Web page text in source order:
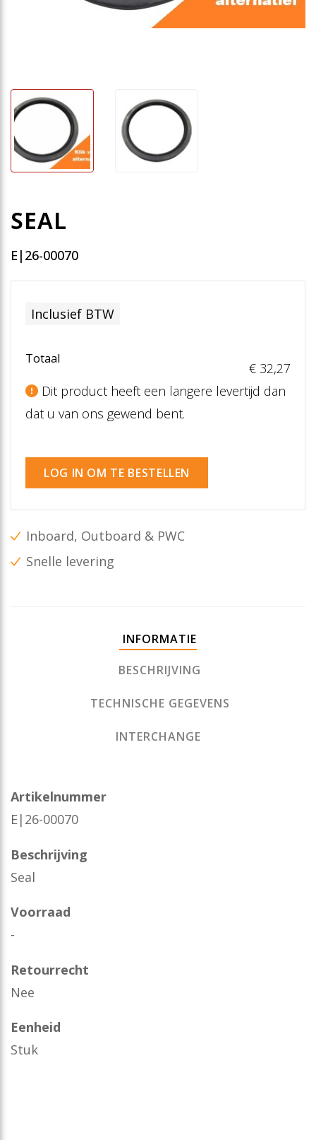
SEAL
E|26-00070
Inclusief BTW
Totaal
€ 32,27
Dit product heeft een langere levertijd dan
dat u van ons gewend bent.
LOG IN OM TE BESTELLEN
Inboard, Outboard & PWC
Snelle levering
INFORMATIE
BESCHRIJVING
TECHNISCHE GEGEVENS
INTERCHANGE
Artikelnummer
E|26-00070
Beschrijving
Seal
Voorraad
-
Retourrecht
Nee
Eenheid
Stuk